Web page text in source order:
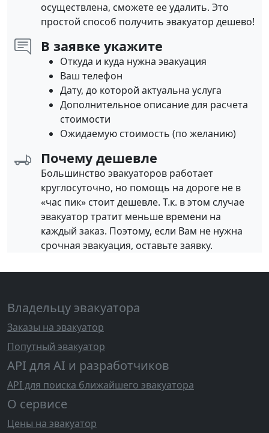
осуществлена, сможете ее удалить. Это
простой способ получить эвакуатор дешево!
В заявке укажите
Откуда и куда нужна эвакуация
Ваш телефон
Дату, до которой актуальна услуга
Дополнительное описание для расчета
стоимости
Ожидаемую стоимость (по желанию)
Почему дешевле
Большинство эвакуаторов работает
круглосуточно, но помощь на дороге не в
«час пик» стоит дешевле. Т.к. в этом случае
эвакуатор тратит меньше времени на
каждый заказ. Поэтому, если Вам не нужна
срочная эвакуация, оставьте заявку.
Владельцу эвакуатора
Заказы на эвакуатор
Попутный эвакуатор
API для AI и разработчиков
API для поиска ближайшего эвакуатора
О сервисе
Цены на эвакуатор